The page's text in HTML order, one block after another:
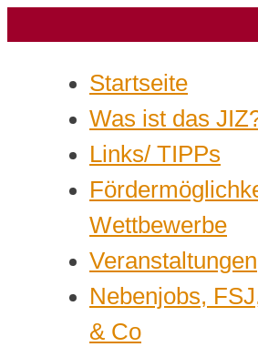
Startseite
Was ist das
Links/ TIPPs
Wettbewerbe
Veranstaltungen
Nebenjobs,
& Co